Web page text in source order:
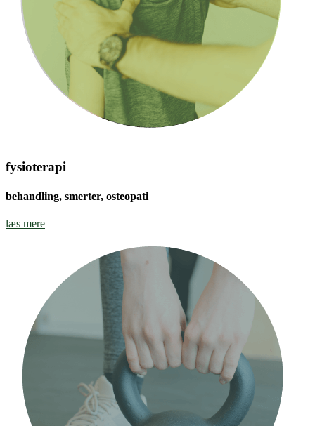
fysioterapi
behandling, smerter, osteopati
læs mere